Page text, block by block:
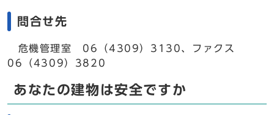
問合せ先
危機管理室 06（4309）3130、ファクス
06（4309）3820
あなたの建物は安全ですか